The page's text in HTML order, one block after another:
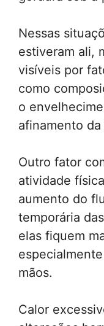
Nessas
estiveram ali,
visíveis por
como
o
afinamento
Outro fator
atividade
aumento do
temporária
elas fiquem
mãos.
Calor